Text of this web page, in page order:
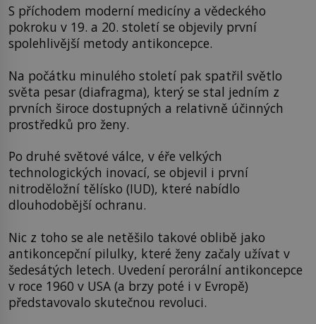
S příchodem moderní medicíny a vědeckého
pokroku v 19. a 20. století se objevily první
spolehlivější metody antikoncepce.
Na počátku minulého století pak spatřil světlo
světa pesar (diafragma), který se stal jedním z
prvních široce dostupných a relativně účinných
prostředků pro ženy.
Po druhé světové válce, v éře velkých
technologických inovací, se objevil i první
nitroděložní tělísko (IUD), které nabídlo
dlouhodobější ochranu.
Nic z toho se ale netěšilo takové oblibě jako
antikoncepční pilulky, které ženy začaly užívat v
šedesátých letech. Uvedení perorální antikoncepce
v roce 1960 v USA (a brzy poté i v Evropě)
představovalo skutečnou revoluci.